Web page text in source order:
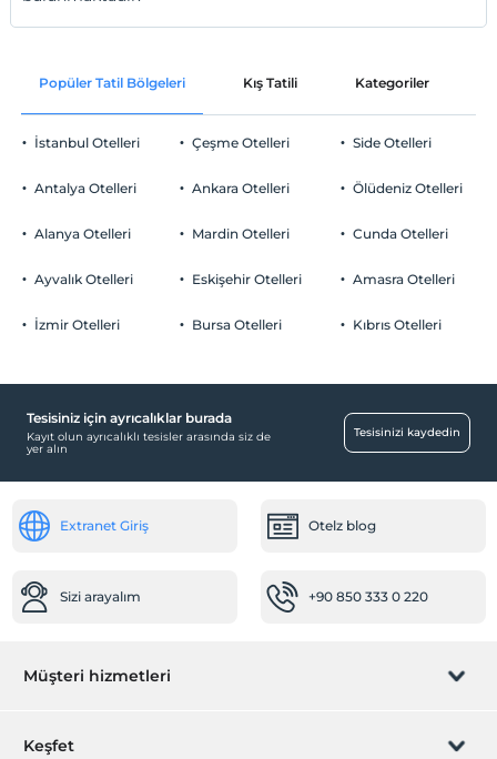
Popüler Tatil Bölgeleri Kış Tatili Kategoriler
İstanbul Otelleri
Antalya Otelleri
Alanya Otelleri
Ayvalık Otelleri
İzmir Otelleri
Çeşme Otelleri
Ankara Otelleri
Mardin Otelleri
Eskişehir Otelleri
Bursa Otelleri
Side Otelleri
Ölüdeniz Otelleri
Cunda Otelleri
Amasra Otelleri
Kıbrıs Otelleri
Tesisiniz için ayrıcalıklar burada
Kayıt olun ayrıcalıklı tesisler arasında siz de
yer alın
Tesisinizi kaydedin
Extranet Giriş Otelz blog
Sizi arayalım +90 850 333 0 220
Müşteri hizmetleri
Rezervasyon yönet
Keşfet